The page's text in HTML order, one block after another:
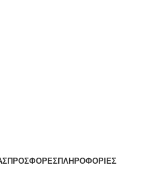
ΠΡΟΣΦΟΡΕΣΠΛΗΡΟΦΟΡΙΕΣ